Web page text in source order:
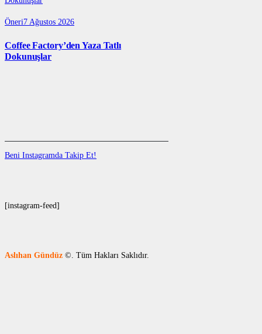
Öneri7 Ağustos 2026
Coffee Factory’den Yaza Tatlı
Dokunuşlar
Beni Instagramda Takip Et!
[instagram-feed]
Aslıhan Gündüz ©. Tüm Hakları Saklıdır.